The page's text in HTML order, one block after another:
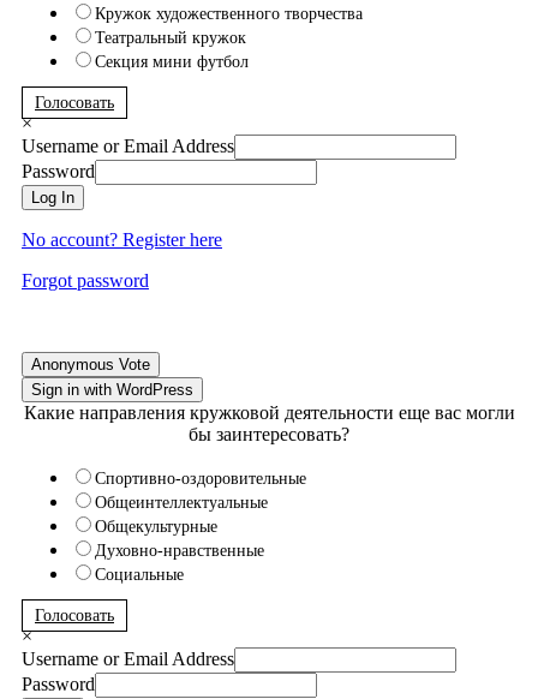
Кружок художественного творчества
Театральный кружок
Секция мини футбол
Голосовать
×
Username or Email Address
Password
Log In
No account? Register here
Forgot password
Anonymous Vote
Sign in with WordPress
Какие направления кружковой деятельности еще вас могли
бы заинтересовать?
Спортивно-оздоровительные
Общеинтеллектуальные
Общекультурные
Духовно-нравственные
Социальные
Голосовать
×
Username or Email Address
Password